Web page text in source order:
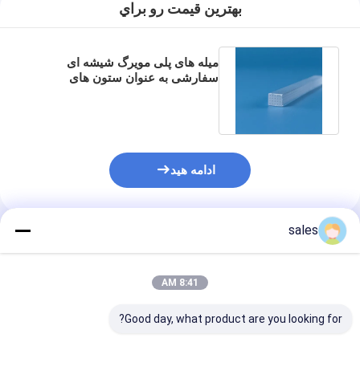
بهترين قيمت رو براي
میله های پلی مویرگ شیشه ای
سفارشی به عنوان ستون های
ادامه هید
محصولات توصیه شده
sales
8:41 AM
Good day, what product are you looking for?